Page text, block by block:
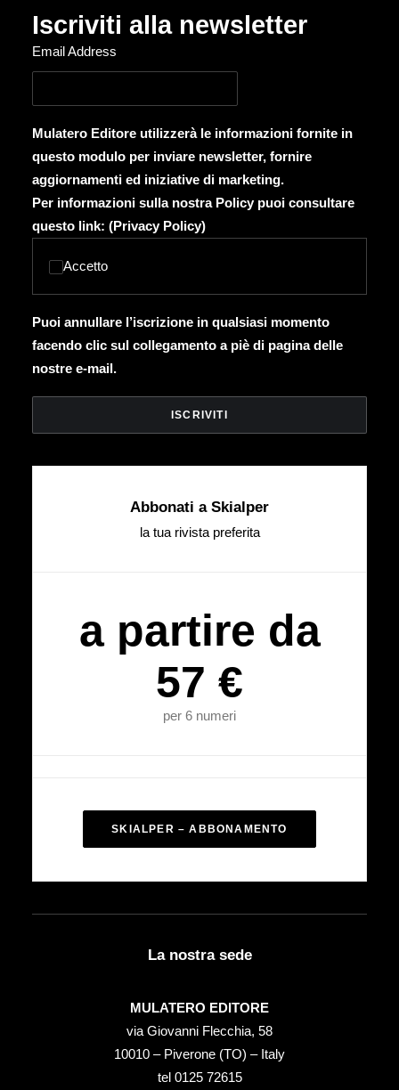
Iscriviti alla newsletter
Email Address
Mulatero Editore utilizzerà le informazioni fornite in
questo modulo per inviare newsletter, fornire
aggiornamenti ed iniziative di marketing.
Per informazioni sulla nostra Policy puoi consultare
questo link: (Privacy Policy)
Accetto
Puoi annullare l’iscrizione in qualsiasi momento
facendo clic sul collegamento a piè di pagina delle
nostre e-mail.
Abbonati a Skialper
la tua rivista preferita
a partire da
57 €
per 6 numeri
SKIALPER – ABBONAMENTO
La nostra sede
MULATERO EDITORE
via Giovanni Flecchia, 58
10010 – Piverone (TO) – Italy
tel ‭0125 72615‬